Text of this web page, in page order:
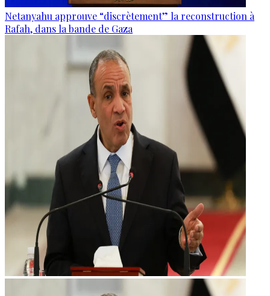
Netanyahu approuve “discrètement” la reconstruction à
Rafah, dans la bande de Gaza